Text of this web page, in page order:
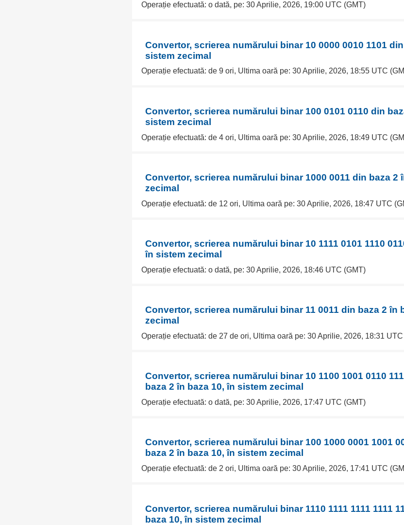
Operație efectuată: o dată, pe: 30 Aprilie, 2026, 19:00 UTC (GMT)
Convertor, scrierea numărului binar 10 0000 0010 1101
sistem zecimal
Operație efectuată: de 9 ori, Ultima oară pe: 30 Aprilie, 2026, 18:55 UTC
Convertor, scrierea numărului binar 100 0101 0110 din
sistem zecimal
Operație efectuată: de 4 ori, Ultima oară pe: 30 Aprilie, 2026, 18:49 UTC
Convertor, scrierea numărului binar 1000 0011 din baza 2
zecimal
Operație efectuată: de 12 ori, Ultima oară pe: 30 Aprilie, 2026, 18:47 UTC
Convertor, scrierea numărului binar 10 1111 0101 1110
în sistem zecimal
Operație efectuată: o dată, pe: 30 Aprilie, 2026, 18:46 UTC (GMT)
Convertor, scrierea numărului binar 11 0011 din baza 2 în
zecimal
Operație efectuată: de 27 de ori, Ultima oară pe: 30 Aprilie, 2026, 18:31
Convertor, scrierea numărului binar 10 1100 1001 0110
baza 2 în baza 10, în sistem zecimal
Operație efectuată: o dată, pe: 30 Aprilie, 2026, 17:47 UTC (GMT)
Convertor, scrierea numărului binar 100 1000 0001 1001
baza 2 în baza 10, în sistem zecimal
Operație efectuată: de 2 ori, Ultima oară pe: 30 Aprilie, 2026, 17:41 UTC
Convertor, scrierea numărului binar 1110 1111 1111 1111
baza 10, în sistem zecimal